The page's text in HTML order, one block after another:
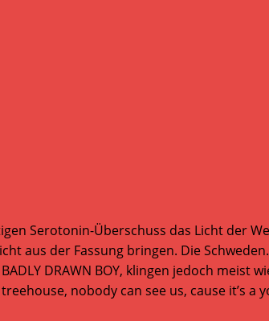
Serotonin-Überschuss das Licht der
aus der Fassung bringen. Die
DRAWN BOY, klingen jedoch meist
nobody can see us, cause it’s